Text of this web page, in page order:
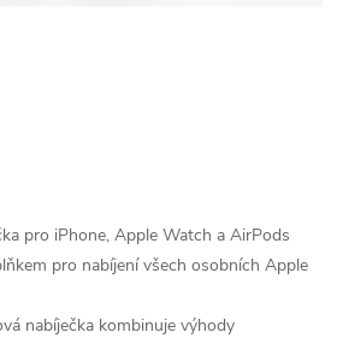
pro iPhone, Apple Watch a AirPods
pro nabíjení všech osobních Apple
nabíječka kombinuje výhody